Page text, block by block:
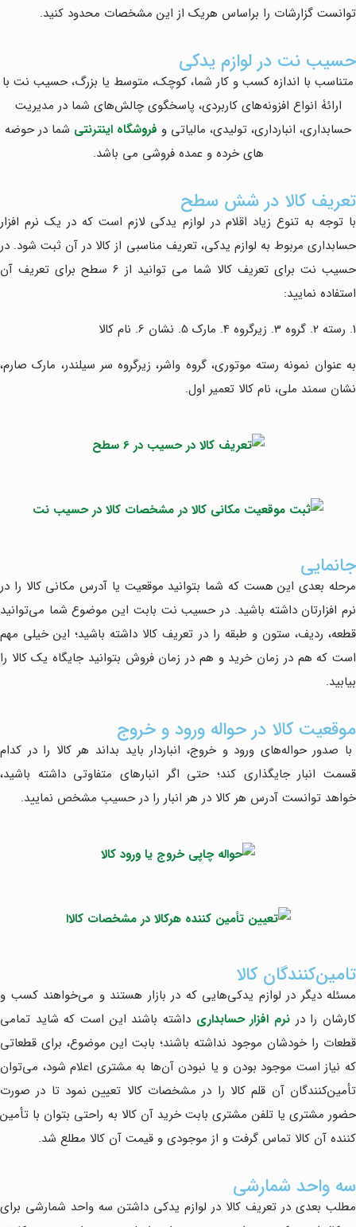
توانست گزارشات را براساس هریک از این مشخصات محدود کنید.
حسیب نت در لوازم یدکی
متناسب با اندازه کسب و کار شما، کوچک، متوسط یا بزرگ، حسیب نت با
ارائۀ انواع افزونه‌های کاربردی، پاسخگوی چالش‌های شما در مدیریت
حسابداری، انبارداری، تولیدی، مالیاتی و فروشگاه اینترنتی شما در حوضه
های خرده و عمده فروشی می باشد.
تعریف کالا در شش سطح
با توجه به تنوع زیاد اقلام در لوازم یدکی لازم است که در یک نرم افزار
حسابداری مربوط به لوازم یدکی، تعریف مناسبی از کالا در آن ثبت شود. در
حسیب نت برای تعریف کالا شما می توانید از 6 سطح برای تعریف آن
استفاده نمایید:
1. رسته 2. گروه 3. زیرگروه 4. مارک 5. نشان 6. نام کالا
به عنوان نمونه رسته موتوری، گروه واشر، زیرگروه سر سیلندر، مارک صارم،
نشان سمند ملی، نام کالا تعمیر اول.
جانمایی
مرحله بعدی این هست که شما بتوانید موقعیت یا آدرس مکانی کالا را در
نرم افزارتان داشته باشید. در حسیب نت بابت این موضوع شما می‌توانید
قطعه، ردیف، ستون و طبقه را در تعریف کالا داشته باشید؛ این خیلی مهم
است که هم در زمان خرید و هم در زمان فروش بتوانید جایگاه یک کالا را
بیابید.
موقعیت کالا در حواله ورود و خروج
با صدور حواله‌های ورود و خروج، انباردار باید بداند هر کالا را در کدام
قسمت انبار جایگذاری کند؛ حتی اگر انبارهای متفاوتی داشته باشید،
خواهد توانست آدرس هر کالا در هر انبار را در حسیب مشخص نمایید.
تامین‌کنندگان کالا
مسئله دیگر در لوازم یدکی‌هایی که در بازار هستند و می‌خواهند کسب و
کارشان را در نرم افزار حسابداری داشته باشند این است که شاید تمامی
قطعات را خودشان موجود نداشته باشند؛ بابت این موضوع، برای قطعاتی
که نیاز است موجود بودن و یا نبودن آن‌ها به مشتری اعلام شود، می‌توان
تأمین‌کنندگان آن قلم کالا را در مشخصات کالا تعیین نمود تا در صورت
حضور مشتری یا تلفن مشتری بابت خرید آن کالا به راحتی بتوان با تأمین
کننده آن کالا تماس گرفت و از موجودی و قیمت آن کالا مطلع شد.
سه واحد شمارشی
مطلب بعدی در تعریف کالا در لوازم یدکی داشتن سه واحد شمارشی برای